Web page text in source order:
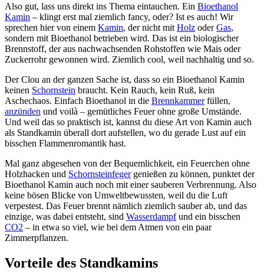
Also gut, lass uns direkt ins Thema eintauchen. Ein Bioethanol
Kamin – klingt erst mal ziemlich fancy, oder? Ist es auch! Wir
sprechen hier von einem Kamin, der nicht mit Holz oderGas,
sondern mit Bioethanol betrieben wird. Das ist ein biologischer
Brennstoff, der aus nachwachsenden Rohstoffen wie Mais oder
Zuckerrohr gewonnen wird. Ziemlich cool, weil nachhaltig und so.
Der Clou an der ganzen Sache ist, dass so ein Bioethanol Kamin
keinen Schornstein braucht. Kein Rauch, kein Ruß, kein
Aschechaos. Einfach Bioethanol in die Brennkammerfüllen,
anzünden und voilà – gemütliches Feuer ohne große Umstände.
Und weil das so praktisch ist, kannst du diese Art von Kamin auch
als Standkamin überall dort aufstellen, wo du gerade Lust auf ein
bisschen Flammenromantik hast.
Mal ganz abgesehen von der Bequemlichkeit, ein Feuerchen ohne
Holzhacken und Schornsteinfegergenießen zu können, punktet der
Bioethanol Kamin auch noch mit einer sauberen Verbrennung. Also
keine bösen Blicke von Umweltbewussten, weil du die Luft
verpestest. Das Feuer brennt nämlich ziemlich sauber ab, und das
einzige, was dabei entsteht, sind Wasserdampfund ein bisschen
CO2 – in etwa so viel, wie bei dem Atmen von ein paar
Zimmerpflanzen.
Vorteile des Standkamins